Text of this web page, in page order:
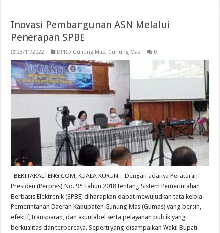
Inovasi Pembangunan ASN Melalui
Penerapan SPBE
23/11/2022 DPRD Gunung Mas, Gunung Mas 0
BERITAKALTENG.COM, KUALA KURUN – Dengan adanya Peraturan
Presiden (Perpres) No. 95 Tahun 2018 tentang Sistem Pemerintahan
Berbasis Elektronik (SPBE) diharapkan dapat mewujudkan tata kelola
Pemerintahan Daerah Kabupaten Gunung Mas (Gumas) yang bersih,
efektif, transparan, dan akuntabel serta pelayanan publik yang
berkualitas dan terpercaya. Seperti yang disampaikan Wakil Bupati